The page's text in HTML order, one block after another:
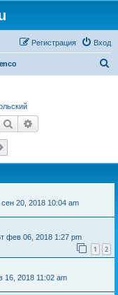
Вход
Регистрация
Поиск
сен 20, 2018 10:04 am
фев 06, 2018 1:27 pm
1 2
16, 2018 11:02 am